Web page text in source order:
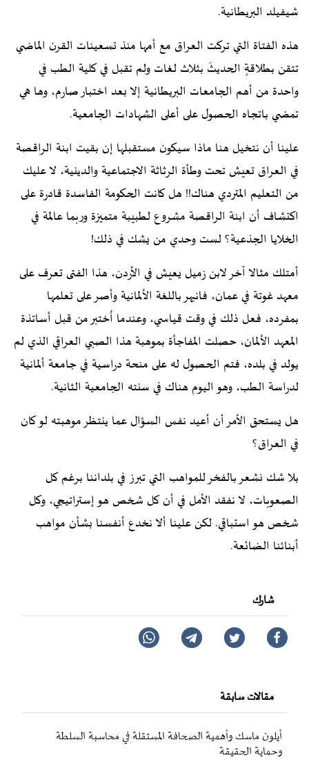
شيفيلد البريطانية.
هذه الفتاة التي تركت العراق مع أمها منذ تسعينات القرن الماضي
تتقن بطلاقةٍ الحديثَ بثلاث لغات ولم تقبل في كلية الطب في
واحدة من أهم الجامعات البريطانية إلا بعد اختبار صارم، وها هي
تمضي باتجاه الحصول على أعلى الشهادات الجامعية.
علينا أن نتخيل هنا ماذا سيكون مستقبلها إن بقيت ابنة الراقصة
في العراق تعيش تحت وطأة الرثاثة الاجتماعية والدينية، لا عليك
من التعليم المتردي هناك!! هل كانت الحكومة الفاسدة قادرة على
اكتشاف أن ابنة الراقصة مشروع لطبيبة متميزة وربما عالمة في
الخلايا الجذعية؟ لست وحدي من يشك في ذلك!
أمتلك مثالا آخر لابن زميل يعيش في الأردن، هذا الفتى تعرف على
معهد غوتة في عمان، فانبهر باللغة الألمانية وأصر على تعلمها
بمفرده، فعل ذلك في وقت قياسي، وعندما اُختبر من قبل أساتذة
المعهد الألمان، حصلت المفاجأة بموهبة هذا الصبي العراقي الذي لم
يولد في بلده، فتم الحصول له على منحة دراسية في جامعة ألمانية
لدراسة الطب، وهو اليوم هناك في سنته الجامعية الثانية.
هل يستحق الأمر أن أعيد نفس السؤال عما ينتظر موهبته لو كان
في العراق؟
بلا شك نشعر بالفخر للمواهب التي تبرز في بلداننا برغم كل
الصعوبات، لا نفقد الأمل في أن كل شخص هو إستراتيجي، وكل
شخص هو استباقي. لكن علينا ألا نخدع أنفسنا بشأن مواهب
أبنائنا الضائعة.
شارك
مقالات سابقة
أيلون ماسك وأهمية الصحافة المستقلة في محاسبة السلطة
وحماية الحقيقة